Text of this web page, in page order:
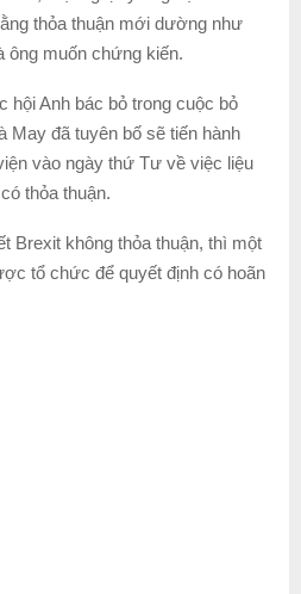
thỏa thuận mới dường như
ông muốn chứng kiến.
hội Anh bác bỏ trong cuộc bỏ
May đã tuyên bố sẽ tiến hành
vào ngày thứ Tư về việc liệu
thỏa thuận.
Brexit không thỏa thuận, thì một
tổ chức để quyết định có hoãn